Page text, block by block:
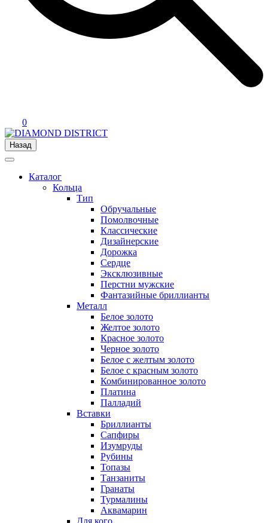
0
Назад
Каталог
Кольца
Тип
Обручальные
Помолвочные
Классические
Дизайнерские
Дорожка
Сердце
Эксклюзивные
Перстни мужские
Фантазийные бриллианты
Металл
Белое золото
Желтое золото
Красное золото
Черное золото
Белое с желтым золото
Белое с красным золото
Комбинированное золото
Платина
Палладий
Вставки
Бриллианты
Сапфиры
Изумруды
Рубины
Топазы
Танзаниты
Гранаты
Турмалины
Аквамарин
Для кого